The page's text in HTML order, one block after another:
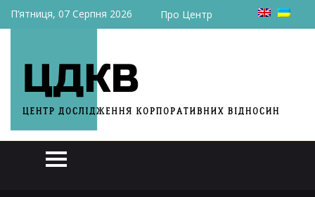
П’ятниця, 07 Серпня 2026 Про Центр